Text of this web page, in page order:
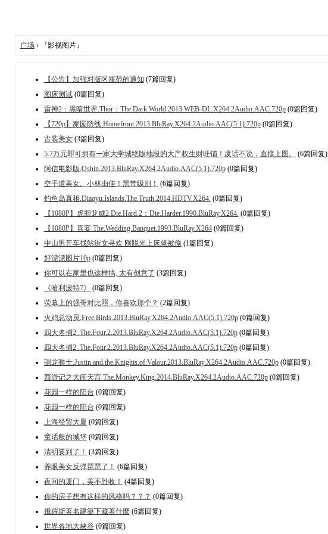
广场 › 『影视图片』
【公告】加强对版区规范的通知 (7篇回复)
图床测试(0篇回复)
雷神2：黑暗世界.Thor：The.Dark.World.2013.WEB-DL.X264.2Audio.AAC.720p(0篇回复)
【720p】家园防线.Homefront.2013.BluRay.X264.2Audio.AAC(5.1).720p(0篇回复)
古装美女(3篇回复)
5.7万元即可拥有一家大学城绝版地段的大产权生财旺铺！废话不说，直接上图。
(6篇回复)
阿信电影版.Oshin.2013.BluRay.X264.2Audio.AAC(5.1).720p(0篇回复)
空手道美女。小林由佳！黑带级别！ (6篇回复)
钓鱼岛真相.Diaoyu.Islands.The.Truth.2014.HDTV.X264. (0篇回复)
【1080P】虎胆龙威2.Die.Hard.2：Die.Harder.1990.BluRay.X264. (0篇回复)
【1080P】喜宴.The.Wedding.Banquet.1993.BluRay.X264(0篇回复)
中山男开车找站街女寻欢 刚脱光上床就被偷(1篇回复)
好漂漂图片10p(0篇回复)
你可以在家里也这样搞, 太有创意了 (3篇回复)
《哈利波特7》
(0篇回复)
荧幕上的强哥对比照，你喜欢那个？ (2篇回复)
火鸡总动员.Free.Birds.2013.BluRay.X264.2Audio.AAC(5.1).720p(0篇回复)
四大名捕2 .The.Four.2.2013.BluRay.X264.2Audio.AAC(5.1).720p(0篇回复)
四大名捕2 .The.Four.2.2013.BluRay.X264.2Audio.AAC(5.1).720p(0篇回复)
驯龙骑士.Justin.and.the.Knights.of.Valour.2013.BluRay.X264.2Audio.AAC.720p(0篇回复)
西游记之大闹天宫.The.Monkey.King.2014.BluRay.X264.2Audio.AAC.720p(0篇回复)
花园一样的阳台 (0篇回复)
花园一样的阳台 (0篇回复)
上海经贸大厦 (0篇回复)
童话般的城堡(0篇回复)
清明要到了！ (3篇回复)
养眼美女反弹琵琶了！ (6篇回复)
夜间的厦门，美不胜收！ (4篇回复)
你的房子想有这样的风格吗？？？ (0篇回复)
俄羅斯著名建築下藏著什麼(6篇回复)
世界各地大峡谷(0篇回复)